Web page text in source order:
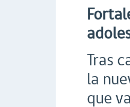
Tras
la
que